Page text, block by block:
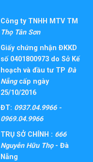
Công ty TNHH MTV TM
Thọ Tân Sơn
Giấy chứng nhận ĐKKD
số 0401800973 do Sở Kế
hoạch và đầu tư TP Đà
Nẵngcấp ngày
25/10/2016
ĐT: 0937.04.9966 -
0969.04.9966
TRỤ SỞ CHÍNH : 666
Nguyễn Hữu Thọ- Đà
Nẵng